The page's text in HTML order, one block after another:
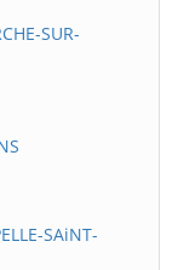
SUR-
SAiNT-